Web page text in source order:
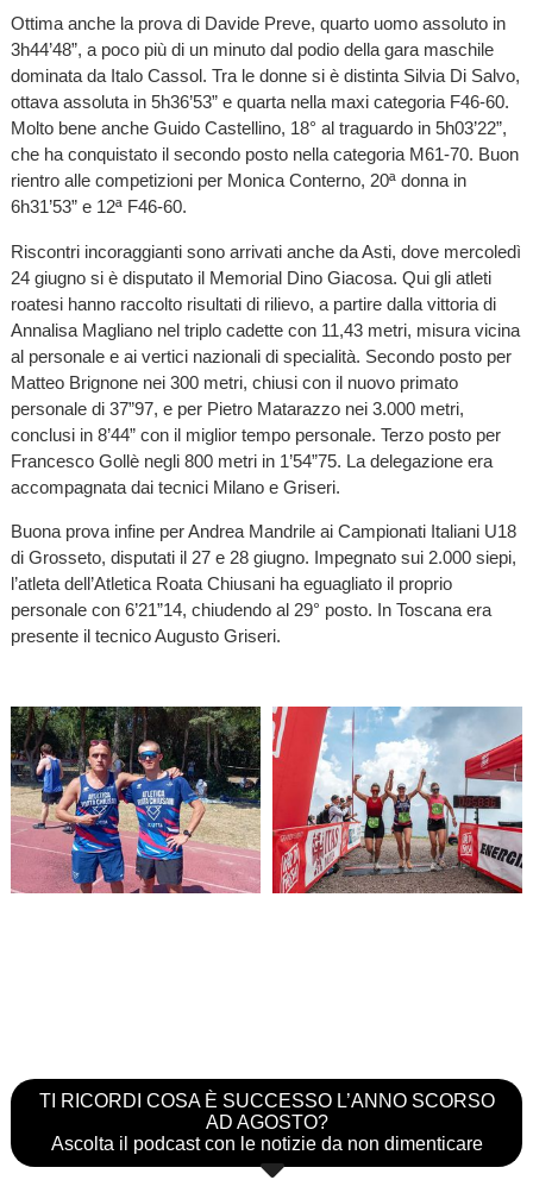
Ottima anche la prova di Davide Preve, quarto uomo assoluto in
3h44’48”, a poco più di un minuto dal podio della gara maschile
dominata da Italo Cassol. Tra le donne si è distinta Silvia Di Salvo,
ottava assoluta in 5h36’53” e quarta nella maxi categoria F46-60.
Molto bene anche Guido Castellino, 18° al traguardo in 5h03’22”,
che ha conquistato il secondo posto nella categoria M61-70. Buon
rientro alle competizioni per Monica Conterno, 20ª donna in
6h31’53” e 12ª F46-60.
Riscontri incoraggianti sono arrivati anche da Asti, dove mercoledì
24 giugno si è disputato il Memorial Dino Giacosa. Qui gli atleti
roatesi hanno raccolto risultati di rilievo, a partire dalla vittoria di
Annalisa Magliano nel triplo cadette con 11,43 metri, misura vicina
al personale e ai vertici nazionali di specialità. Secondo posto per
Matteo Brignone nei 300 metri, chiusi con il nuovo primato
personale di 37”97, e per Pietro Matarazzo nei 3.000 metri,
conclusi in 8’44” con il miglior tempo personale. Terzo posto per
Francesco Gollè negli 800 metri in 1’54”75. La delegazione era
accompagnata dai tecnici Milano e Griseri.
Buona prova infine per Andrea Mandrile ai Campionati Italiani U18
di Grosseto, disputati il 27 e 28 giugno. Impegnato sui 2.000 siepi,
l’atleta dell’Atletica Roata Chiusani ha eguagliato il proprio
personale con 6’21”14, chiudendo al 29° posto. In Toscana era
presente il tecnico Augusto Griseri.
TI RICORDI COSA È SUCCESSO L’ANNO SCORSO
AD AGOSTO?
Ascolta il podcast con le notizie da non dimenticare